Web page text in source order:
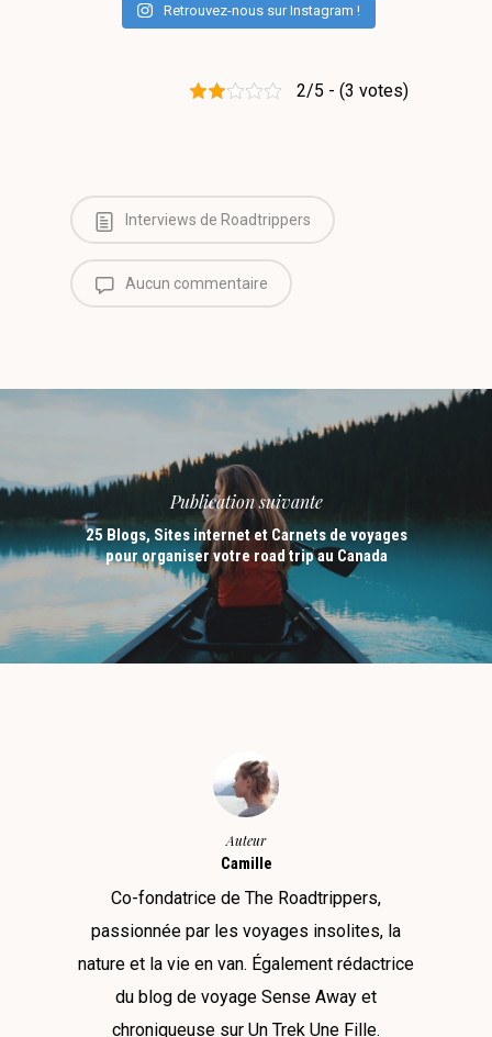
Retrouvez-nous sur Instagram !
2/5 - (3 votes)
Interviews de Roadtrippers
Aucun commentaire
Publication suivante
25 Blogs, Sites internet et Carnets de voyages
pour organiser votre road trip au Canada
Auteur
Camille
Co-fondatrice de The Roadtrippers,
passionnée par les voyages insolites, la
nature et la vie en van. Également rédactrice
du blog de voyage Sense Away et
chroniqueuse sur Un Trek Une Fille.